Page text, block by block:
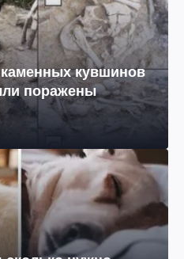
каменных кувшинов
поражены